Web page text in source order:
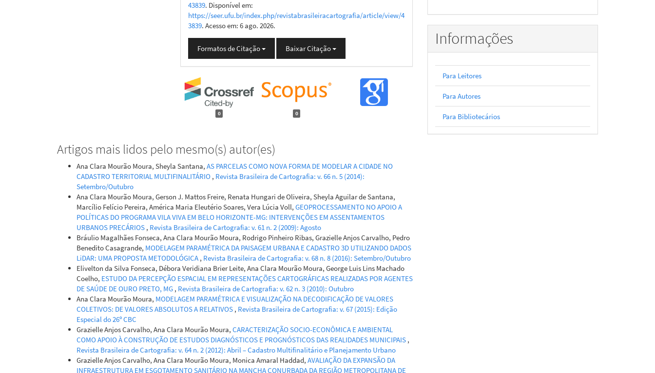
43839. Disponível em:
https://seer.ufu.br/index.php/revistabrasileiracartografia/article/view/4
3839. Acesso em: 6 ago. 2026.
Formatos de Citação Baixar Citação
0 0
Artigos mais lidos pelo mesmo(s) autor(es)
Ana Clara Mourão Moura, Sheyla Santana, AS PARCELAS COMO NOVA FORMA DE MODELAR A CIDADE NO
CADASTRO TERRITORIAL MULTIFINALITÁRIO , Revista Brasileira de Cartografia: v. 66 n. 5 (2014):
Setembro/Outubro
Ana Clara Mourão Moura, Gerson J. Mattos Freire, Renata Hungari de Oliveira, Sheyla Aguilar de Santana,
Marcílio Felício Pereira, América Maria Eleutério Soares, Vera Lúcia Voll, GEOPROCESSAMENTO NO APOIO A
POLÍTICAS DO PROGRAMA VILA VIVA EM BELO HORIZONTE-MG: INTERVENÇÕES EM ASSENTAMENTOS
URBANOS PRECÁRIOS , Revista Brasileira de Cartografia: v. 61 n. 2 (2009): Agosto
Bráulio Magalhães Fonseca, Ana Clara Mourão Moura, Rodrigo Pinheiro Ribas, Grazielle Anjos Carvalho, Pedro
Benedito Casagrande, MODELAGEM PARAMÉTRICA DA PAISAGEM URBANA E CADASTRO 3D UTILIZANDO DADOS
LiDAR: UMA PROPOSTA METODOLÓGICA , Revista Brasileira de Cartografia: v. 68 n. 8 (2016): Setembro/Outubro
Elivelton da Silva Fonseca, Débora Veridiana Brier Leite, Ana Clara Mourão Moura, George Luis Lins Machado
Coelho, ESTUDO DA PERCEPÇÃO ESPACIAL EM REPRESENTAÇÕES CARTOGRÁFICAS REALIZADAS POR AGENTES
DE SAÚDE DE OURO PRETO, MG , Revista Brasileira de Cartografia: v. 62 n. 3 (2010): Outubro
Ana Clara Mourão Moura, MODELAGEM PARAMÉTRICA E VISUALIZAÇÃO NA DECODIFICAÇÃO DE VALORES
COLETIVOS: DE VALORES ABSOLUTOS A RELATIVOS , Revista Brasileira de Cartografia: v. 67 (2015): Edição
Especial do 26º CBC
Grazielle Anjos Carvalho, Ana Clara Mourão Moura, CARACTERIZAÇÃO SOCIO-ECONÔMICA E AMBIENTAL
COMO APOIO À CONSTRUÇÃO DE ESTUDOS DIAGNÓSTICOS E PROGNÓSTICOS DAS REALIDADES MUNICIPAIS ,
Revista Brasileira de Cartografia: v. 64 n. 2 (2012): Abril – Cadastro Multifinalitário e Planejamento Urbano
Grazielle Anjos Carvalho, Ana Clara Mourão Moura, Monica Amaral Haddad, AVALIAÇÃO DA EXPANSÃO DA
INFRAESTRUTURA EM ESGOTAMENTO SANITÁRIO NA MANCHA CONURBADA DA REGIÃO METROPOLITANA DE
Informações
Para Leitores
Para Autores
Para Bibliotecários